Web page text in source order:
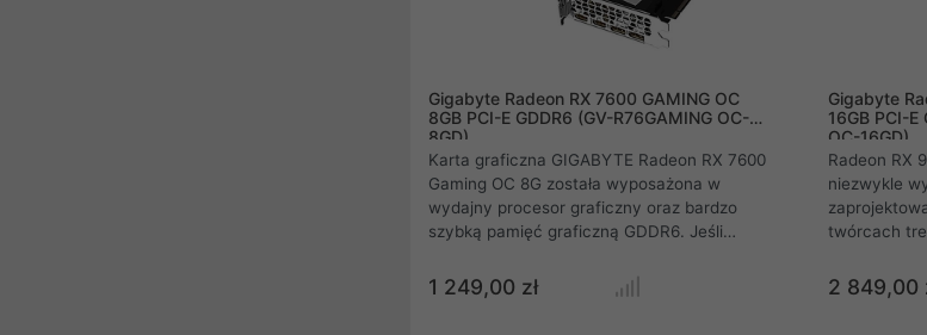
Gigabyte Radeon RX 7600 GAMING OC
8GB PCI-E GDDR6 (GV-R76GAMING OC-
8GD)
Karta graficzna GIGABYTE Radeon RX 7600
Gaming OC 8G została wyposażona w
wydajny procesor graficzny oraz bardzo
szybką pamięć graficzną GDDR6. Jeśli
gamingowa karta graficzna jest dla Ciebie
właściwym wyborem, ponieważ GIGABYTE
1 249,00 zł
Gigabyte
16GB PCI-E
OC-16GD)
Radeon RX
niezwykle
twórcach
tracingu i
Resolution.
2 849,00